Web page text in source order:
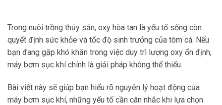
Trong nuôi trồng thủy sản, oxy hòa tan là yếu tố sống còn
quyết định sức khỏe và tốc độ sinh trưởng của tôm cá. Nếu
bạn đang gặp khó khăn trong việc duy trì lượng oxy ổn định,
máy bơm sục khí chính là giải pháp không thể thiếu.
Bài viết này sẽ giúp bạn hiểu rõ nguyên lý hoạt động của
máy bơm sục khí, những yếu tố cần cân nhắc khi lựa chọn